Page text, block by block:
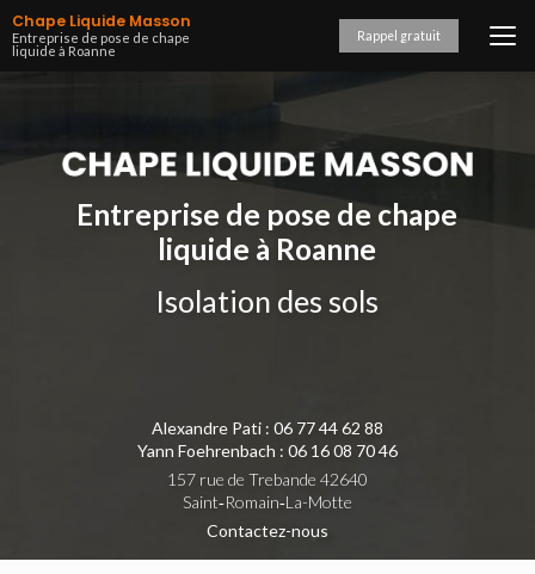
Aller
au
contenu
Chape Liquide Masson
Entreprise de pose de chape
liquide à Roanne
Rappel gratuit
Entreprise de pose de chape
liquide à Roanne
Isolation des sols
Alexandre Pati : 06 77 44 62 88
Yann Foehrenbach : 06 16 08 70 46
157 rue de Trebande 42640
Saint‑Romain‑La-Motte
Contactez-nous